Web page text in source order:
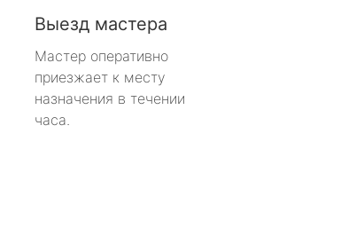
Выезд мастера
Мастер оперативно
приезжает к месту
назначения в течении
часа.